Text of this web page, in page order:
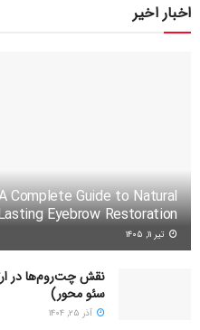
اخبار اخیر
Complete Guide to Natural
Eyebrow Restoration
تیر ۱۱, ۱۴۰۵
نقش چت‌روم‌ها در
سئو محور)
آذر ۲۵, ۱۴۰۴